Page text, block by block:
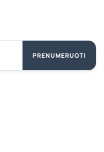
PRENUMERUOTI